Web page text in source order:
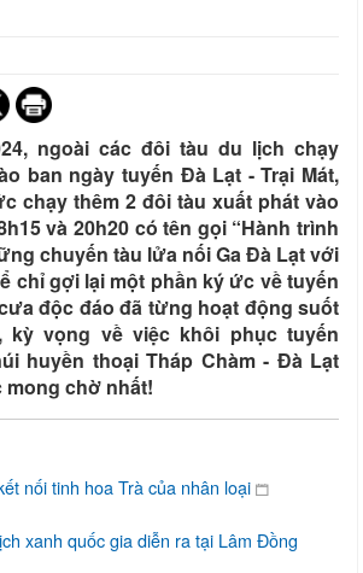
ngoài các đôi tàu du lịch chạy
ban ngày tuyến Đà Lạt - Trại Mát,
chạy thêm 2 đôi tàu xuất phát vào
và 20h20 có tên gọi “Hành trình
chuyến tàu lửa nối Ga Đà Lạt với
chỉ gợi lại một phần ký ức về tuyến
độc đáo đã từng hoạt động suốt
kỳ vọng về việc khôi phục tuyến
huyền thoại Tháp Chàm - Đà Lạt
chờ nhất!
nối tinh hoa Trà của nhân loại
xanh quốc gia diễn ra tại Lâm Đồng